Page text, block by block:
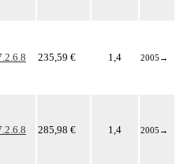
235,59 € 1,4 2005 →
285,98 € 1,4 2005 →